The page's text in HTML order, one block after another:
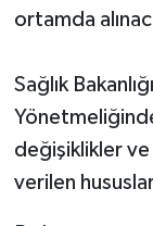
ortamda
Sağlık
değişiklikler
verilen